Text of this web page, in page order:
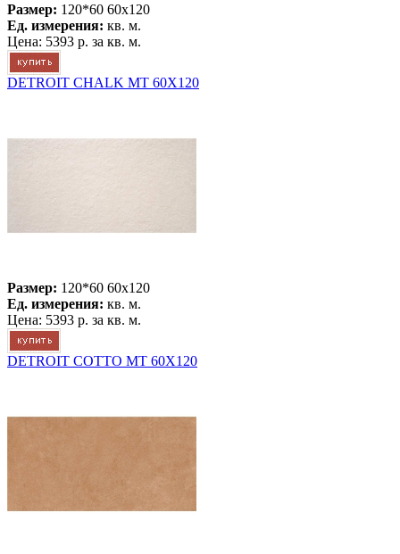
Размер: 120*60 60x120
Ед. измерения: кв. м.
Цена: 5393 р. за кв. м.
DETROIT CHALK MT 60X120
Размер: 120*60 60x120
Ед. измерения: кв. м.
Цена: 5393 р. за кв. м.
DETROIT COTTO MT 60X120